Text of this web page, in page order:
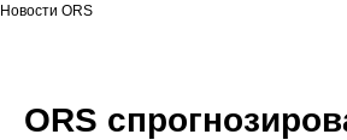
Новости ORS
ORS